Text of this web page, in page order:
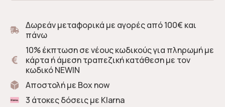
Δωρεάν μεταφορικά με αγορές από 100€ και
πάνω
10% έκπτωση σε νέους κωδικούς για πληρωμή με
κάρτα ή άμεση τραπεζική κατάθεση με τον
κωδικό NEWIN
Αποστολή με Box now
3 άτοκες δόσεις με Klarna